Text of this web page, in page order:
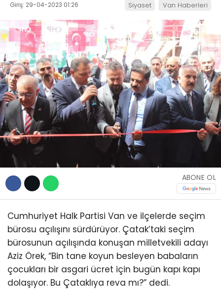
WhatsApp İhbar
Facebook
Instagram
Youtube
SİYASET
SAĞLIK
SPOR
TEKNOLOJİ
Giriş: 29-04-2023 01:26 Siyaset Van Haberleri
ABONE OL
Cumhuriyet Halk Partisi Van ve ilçelerde seçim
bürosu açılışını sürdürüyor. Çatak’taki seçim
bürosunun açılışında konuşan milletvekili adayı
Aziz Örek, “Bin tane koyun besleyen babaların
çocukları bir asgari ücret için bugün kapı kapı
dolaşıyor. Bu Çataklıya reva mı?” dedi.